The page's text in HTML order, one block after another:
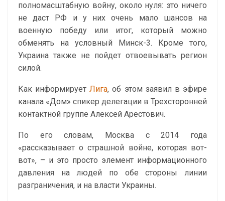
полномасштабную войну, около нуля: это ничего
не даст РФ и у них очень мало шансов на
военную победу или итог, который можно
обменять на условный Минск-3. Кроме того,
Украина также не пойдет отвоевывать регион
силой.
Как информируетЛига, об этом заявил в эфире
канала «Дом» спикер делегации в Трехсторонней
контактной группе Алексей Арестович.
По его словам, Москва с 2014 года
«рассказывает о страшной войне, которая вот-
вот», – и это просто элемент информационного
давления на людей по обе стороны линии
разграничения, и на власти Украины.